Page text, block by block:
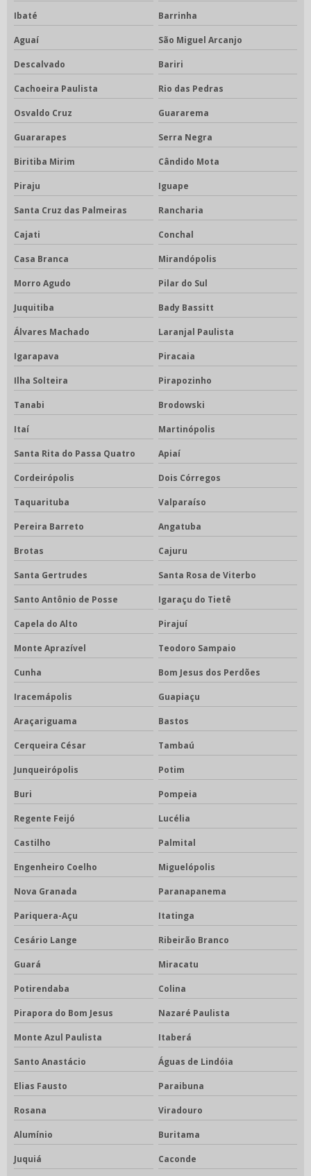
Ibaté Barrinha
Aguaí São Miguel Arcanjo
Descalvado Bariri
Cachoeira Paulista Rio das Pedras
Osvaldo Cruz Guararema
Guararapes Serra Negra
Biritiba Mirim Cândido Mota
Piraju Iguape
Santa Cruz das Palmeiras Rancharia
Cajati Conchal
Casa Branca Mirandópolis
Morro Agudo Pilar do Sul
Juquitiba Bady Bassitt
Álvares Machado Laranjal Paulista
Igarapava Piracaia
Ilha Solteira Pirapozinho
Tanabi Brodowski
Itaí Martinópolis
Santa Rita do Passa Quatro Apiaí
Cordeirópolis Dois Córregos
Taquarituba Valparaíso
Pereira Barreto Angatuba
Brotas Cajuru
Santa Gertrudes Santa Rosa de Viterbo
Santo Antônio de Posse Igaraçu do Tietê
Capela do Alto Pirajuí
Monte Aprazível Teodoro Sampaio
Cunha Bom Jesus dos Perdões
Iracemápolis Guapiaçu
Araçariguama Bastos
Cerqueira César Tambaú
Junqueirópolis Potim
Buri Pompeia
Regente Feijó Lucélia
Castilho Palmital
Engenheiro Coelho Miguelópolis
Nova Granada Paranapanema
Pariquera-Açu Itatinga
Cesário Lange Ribeirão Branco
Guará Miracatu
Potirendaba Colina
Pirapora do Bom Jesus Nazaré Paulista
Monte Azul Paulista Itaberá
Santo Anastácio Águas de Lindóia
Elias Fausto Paraibuna
Rosana Viradouro
Alumínio Buritama
Juquiá Caconde